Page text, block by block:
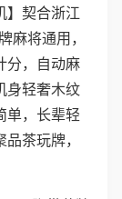
】契合浙江
麻将通用，
分，自动麻
身轻奢木纹
单，长辈轻
茶玩牌，